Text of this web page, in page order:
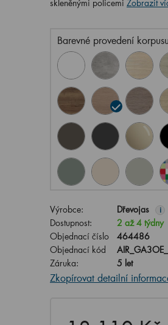
skleněnými policemi Zobrazit
Barevné provedení korpusu
Výrobce: Dřevojas i
Dostupnost:
2 až 4 týdny
Objednací číslo
464486
Objednací kód
Záruka:
5 let
Zkopírovat detailní